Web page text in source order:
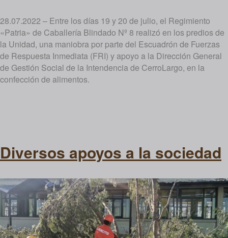
28.07.2022 – Entre los días 19 y 20 de julio, el Regimiento
«Patria» de Caballería Blindado Nº 8 realizó en los predios de
la Unidad, una maniobra por parte del Escuadrón de Fuerzas
de Respuesta Inmediata (FRI) y apoyo a la Dirección General
de Gestión Social de la Intendencia de CerroLargo, en la
confección de alimentos.
Diversos apoyos a la sociedad